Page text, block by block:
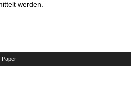
werden.
Paper